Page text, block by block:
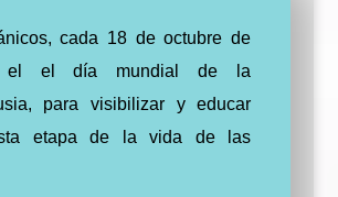
cada 18 de octubre de
el el día mundial de la
para visibilizar y educar
etapa de la vida de las